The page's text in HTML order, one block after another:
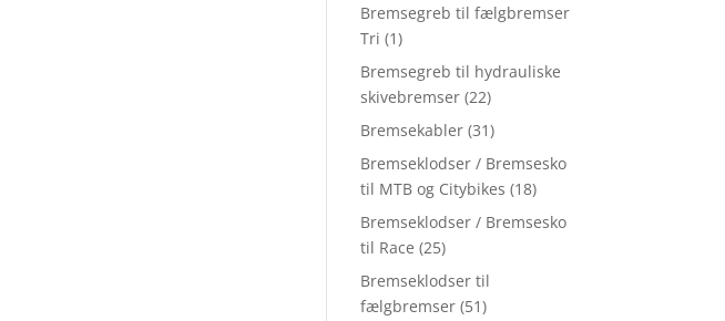
Bremsegreb til fælgbremser
Tri (1)
Bremsegreb til hydrauliske
skivebremser (22)
Bremsekabler (31)
Bremseklodser / Bremsesko
til MTB og Citybikes (18)
Bremseklodser / Bremsesko
til Race (25)
Bremseklodser til
fælgbremser (51)